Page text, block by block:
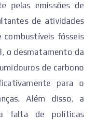
pelas emissões de
de atividades
combustíveis fósseis
o desmatamento da
de carbono
para o
Além disso, a
a falta de políticas